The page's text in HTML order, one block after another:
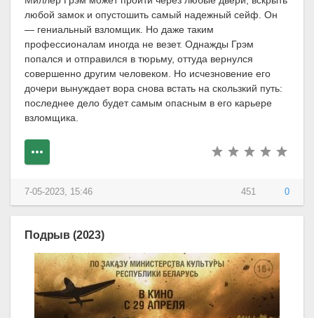
любой замок и опустошить самый надежный сейф. Он
— гениальный взломщик. Но даже таким
профессионалам иногда не везет. Однажды Грэм
попался и отправился в тюрьму, оттуда вернулся
совершенно другим человеком. Но исчезновение его
дочери вынуждает вора снова встать на скользкий путь:
последнее дело будет самым опасным в его карьере
взломщика.
451 0
7-05-2023, 15:46
Подрыв (2023)